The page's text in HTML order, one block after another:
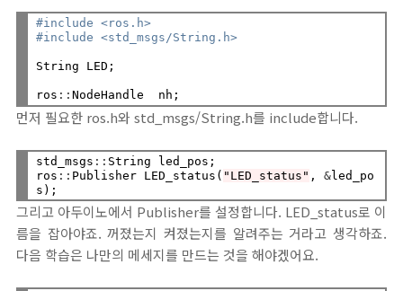
#include <ros.h>
#include <std_msgs/String.h>
String LED;
ros ::
먼저 필요한 ros.h와 std_msgs/String.h를 include합니다.
std_msgs :: String led_pos;
ros :: Publisher LED_status( "LED_status" , &led_po
그리고 아두이노에서 Publisher를 설정합니다. LED_status로 이
름을 잡아야죠. 꺼졌는지 켜졌는지를 알려주는 거라고 생각하죠.
다음 학습은 나만의 메세지를 만드는 것을 해야겠어요.